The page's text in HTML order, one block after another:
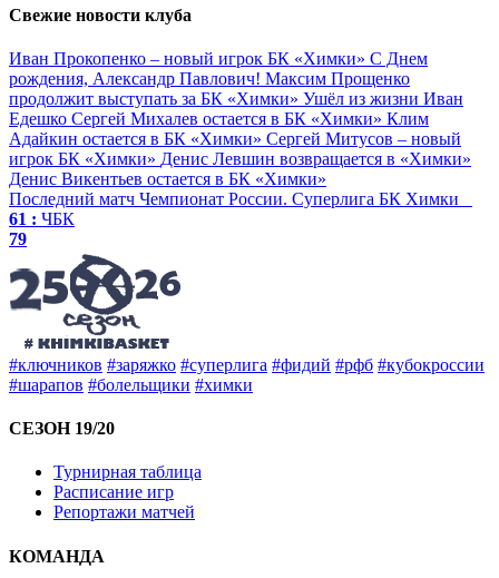
Свежие новости клуба
Иван Прокопенко – новый игрок БК «Химки» С Днем
рождения, Александр Павлович! Максим Прощенко
продолжит выступать за БК «Химки» Ушёл из жизни Иван
Едешко Сергей Михалев остается в БК «Химки» Клим
Адайкин остается в БК «Химки» Сергей Митусов – новый
игрок БК «Химки» Денис Левшин возвращается в «Химки»
Денис Викентьев остается в БК «Химки»
Последний матч Чемпионат России. Суперлига БК Химки
61 : ЧБК
79
#ключников #заряжко #суперлига #фидий #рфб #кубокроссии
#шарапов #болельщики #химки
СЕЗОН 19/20
Турнирная таблица
Расписание игр
Репортажи матчей
КОМАНДА